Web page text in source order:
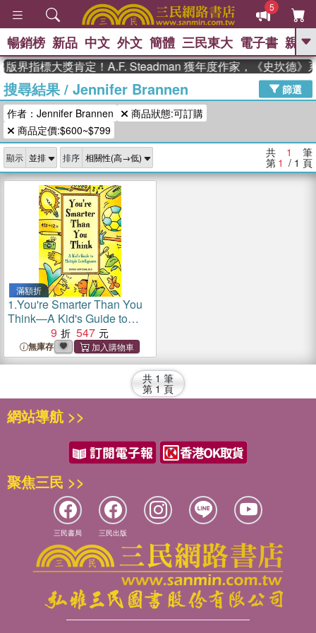
5
GO
熱搜： 東野圭吾 高希均教授回憶錄
、 The Odyssey 、 父親節 、 如果歷
史是一群喵 、
登輝時代 、 數學女孩：黎曼猜想 、
偉大的迷走神經
暢銷榜 新品 中文 外文 簡體 三民東大 電子書 親子
界指標大獎肯定！A.F. Steadman 獲年度作家，《史坎德》
搜尋結果/ Jennifer Brannen
篩選
作者：Jennifer Brannen
商品狀態:可訂購
商品定價:$600~$799
顯示 排序 共 1 筆
第 1 / 1 頁
滿額折
1.You're Smarter Than You
Think—A Kid's Guide to
Multiple Intelligences
9 547
無庫存
共 1 筆
第 1 頁
網站導航 >>
聚焦三民 >>
三民書局 三民出版